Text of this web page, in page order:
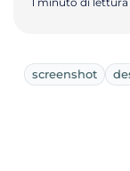
screenshot